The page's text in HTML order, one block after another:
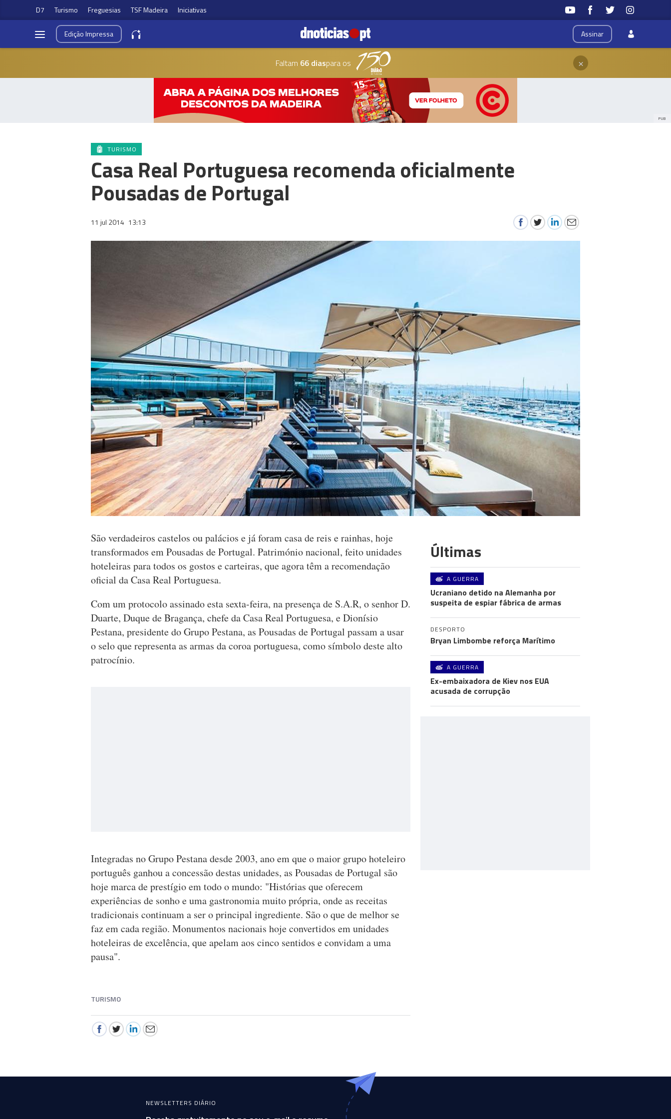
D7 Turismo Freguesias TSF Madeira Iniciativas
Assinar
EdiçãoImpressa
Faltam 66 diaspara os ×
PUB
TURISMO
Casa Real Portuguesa recomenda oficialmente
Pousadas de Portugal
11 jul 2014 13:13
São verdadeiros castelos ou palácios e já foram casa de reis e rainhas, hoje
transformados em Pousadas de Portugal. Património nacional, feito unidades
hoteleiras para todos os gostos e carteiras, que agora têm a recomendação
oficial da Casa Real Portuguesa.
Com um protocolo assinado esta sexta-feira, na presença de S.A.R, o senhor D.
Duarte, Duque de Bragança, chefe da Casa Real Portuguesa, e Dionísio
Pestana, presidente do Grupo Pestana, as Pousadas de Portugal passam a usar
o selo que representa as armas da coroa portuguesa, como símbolo deste alto
patrocínio.
Integradas no Grupo Pestana desde 2003, ano em que o maior grupo hoteleiro
português ganhou a concessão destas unidades, as Pousadas de Portugal são
hoje marca de prestígio em todo o mundo: "Histórias que oferecem
experiências de sonho e uma gastronomia muito própria, onde as receitas
tradicionais continuam a ser o principal ingrediente. São o que de melhor se
faz em cada região. Monumentos nacionais hoje convertidos em unidades
hoteleiras de excelência, que apelam aos cinco sentidos e convidam a uma
pausa".
TURISMO
Últimas
A GUERRA
Ucraniano detido na Alemanha por
suspeita de espiar fábrica de armas
DESPORTO
Bryan Limbombe reforça Marítimo
A GUERRA
Ex-embaixadora de Kiev nos EUA
acusada de corrupção
NEWSLETTERS DIÁRIO